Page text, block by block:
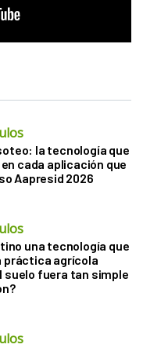
la tecnología que
cada aplicación que
Aapresid 2026
una tecnología que
práctica agrícola
suelo fuera tan simple